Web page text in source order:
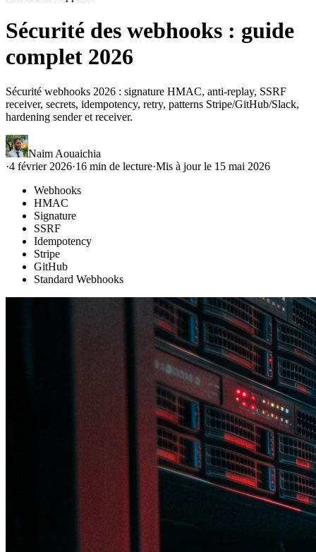
Sécurité des webhooks : guide
complet 2026
Sécurité webhooks 2026 : signature HMAC, anti-replay, SSRF
receiver, secrets, idempotency, retry, patterns Stripe/GitHub/Slack,
hardening sender et receiver.
Naim Aouaichia
·4 février 2026·16 min de lecture·Mis à jour le 15 mai 2026
Webhooks
HMAC
Signature
SSRF
Idempotency
Stripe
GitHub
Standard Webhooks